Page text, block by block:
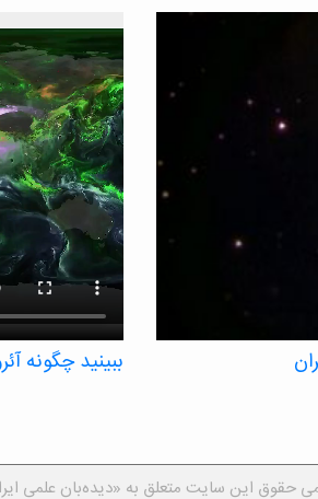
یک تصویرسازی
و غبار و
ببینید چگونه
حقوق این سایت متعلق به «دیده‌بان علمی